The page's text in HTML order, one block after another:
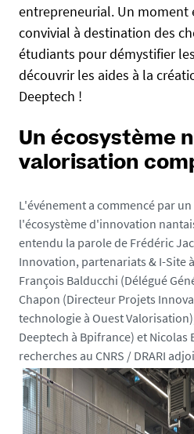
/
e
n
t
e
p
s
e
s
.
u
n
i
v
-
n
n
entrepreneurial. Un moment
convivial à destination des
étudiants pour démystifier
découvrir les aides à la
Deeptech !
Un écosystème
valorisation
L'événement a commencé par
l'écosystème d'innovation
entendu la parole de Frédéric
Innovation, partenariats & I-Site
François Balducchi (Délégué
Chapon (Directeur Projets
technologie à Ouest
Deeptech à Bpifrance) et Nicolas
recherches au CNRS / DRARI